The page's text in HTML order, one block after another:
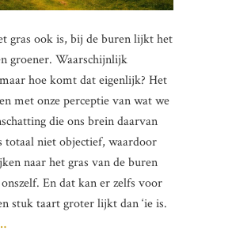
gras ook is, bij de buren lijkt het
groener. Waarschijnlijk
hoe komt dat eigenlijk? Het
met onze perceptie van wat we
die ons brein daarvan
totaal niet objectief, waardoor
naar het gras van de buren
En dat kan er zelfs voor
stuk taart groter lijkt dan ‘ie is.